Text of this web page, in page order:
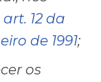
art. 12 da
de 1991;
os